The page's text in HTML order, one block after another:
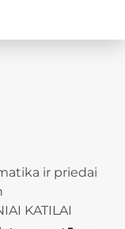
ir priedai
KATILAI